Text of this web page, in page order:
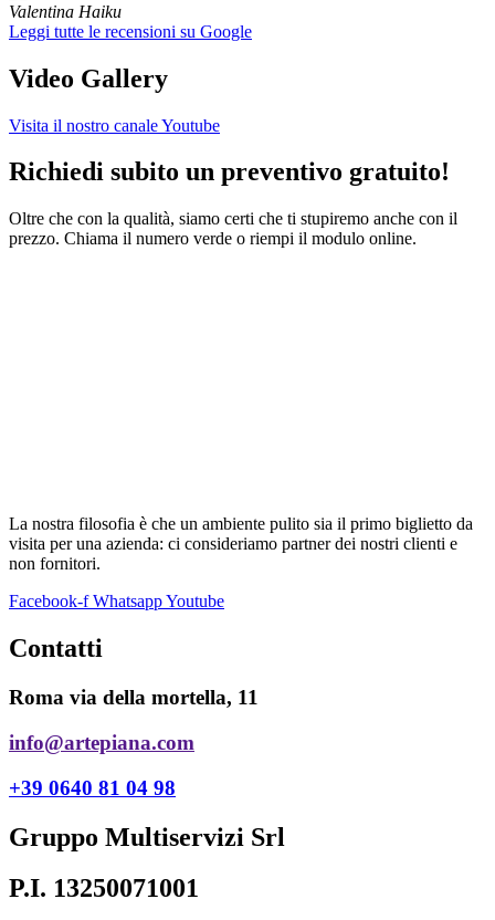
Valentina Haiku
Leggi tutte le recensioni su Google
Video Gallery
Visita il nostro canale Youtube
Richiedi subito un preventivo gratuito!
Oltre che con la qualità, siamo certi che ti stupiremo anche con il
prezzo. Chiama il numero verde o riempi il modulo online.
La nostra filosofia è che un ambiente pulito sia il primo biglietto da
visita per una azienda: ci consideriamo partner dei nostri clienti e
non fornitori.
Facebook-f WhatsappYoutube
Contatti
Roma via della mortella, 11
info@artepiana.com
+39 0640 81 04 98
Gruppo Multiservizi Srl
P.I. 13250071001